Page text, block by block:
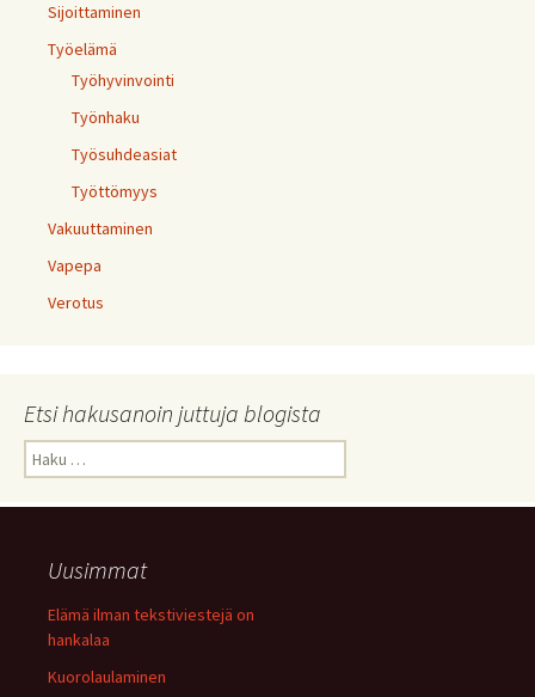
Sijoittaminen
Työelämä
Työhyvinvointi
Työnhaku
Työsuhdeasiat
Työttömyys
Vakuuttaminen
Vapepa
Verotus
Etsi hakusanoin juttuja blogista
Haku:
Uusimmat
Elämä ilman tekstiviestejä on
hankalaa
Kuorolaulaminen